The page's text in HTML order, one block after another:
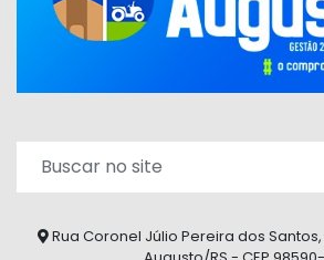
Rua Coronel Júlio Pereira dos